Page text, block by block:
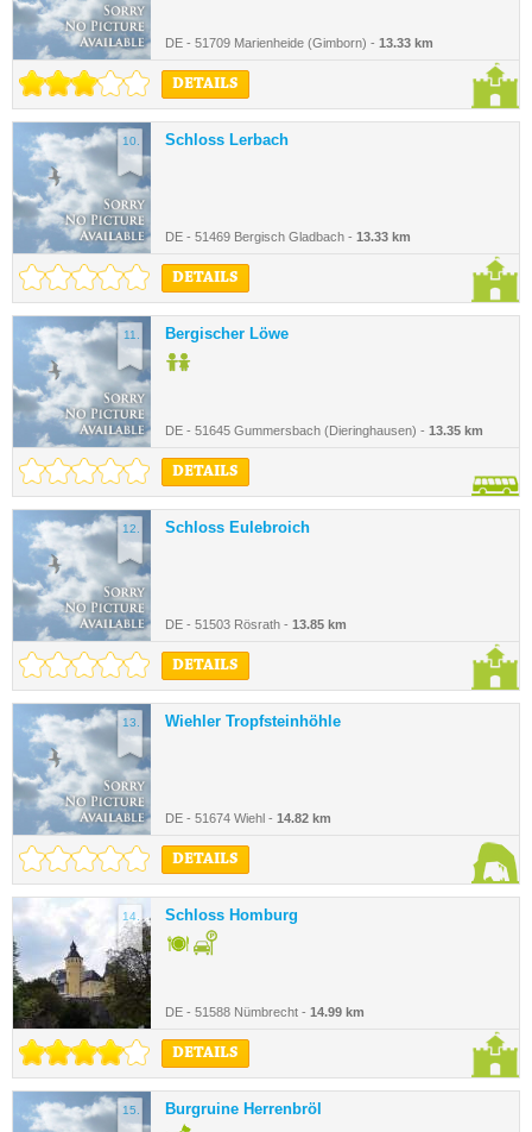
DE - 51709 Marienheide (Gimborn) - 13.33 km
DETAILS
10. Schloss Lerbach
DE - 51469 Bergisch Gladbach - 13.33 km
DETAILS
11. Bergischer Löwe
DE - 51645 Gummersbach (Dieringhausen) - 13.35 km
DETAILS
12. Schloss Eulebroich
DE - 51503 Rösrath - 13.85 km
DETAILS
13. Wiehler Tropfsteinhöhle
DE - 51674 Wiehl - 14.82 km
DETAILS
14. Schloss Homburg
DE - 51588 Nümbrecht - 14.99 km
DETAILS
15. Burgruine Herrenbröl